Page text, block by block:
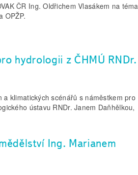
ČR Ing. Oldřichem Vlasákem na téma
OPŽP.
hydrologii z ČHMÚ RNDr.
klimatických scénářů s náměstkem pro
ústavu RNDr. Janem Daňhělkou,
Ing. Marianem